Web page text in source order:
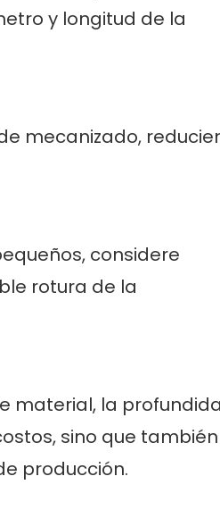
y longitud de la
mecanizado,
considere
rotura de la
material, la
sino que también
producción.